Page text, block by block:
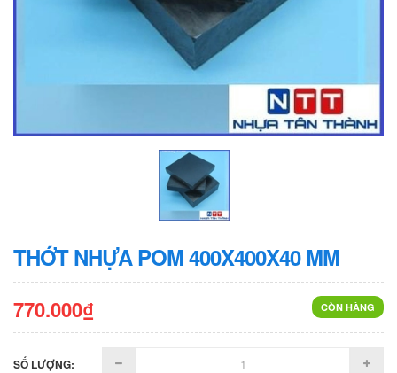
THỚT NHỰA POM 400X400X40 MM
CÒN HÀNG
770.000₫
SỐ LƯỢNG: